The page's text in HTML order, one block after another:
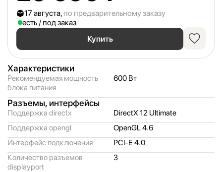
17 августа, по предварительному заказу
есть / под заказ
Купить
Характеристики
Рекомендуемая мощность
блока питания
600 Вт
Разъемы, интерфейсы
Поддержка directx
DirectX 12 Ultimate
Поддержка opengl
OpenGL 4.6
Интерфейс подключения
PCI-E 4.0
Количество разъемов
displayport
3